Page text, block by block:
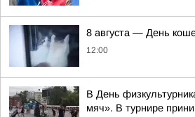
8 августа — День
12:00
В День
мяч». В турнире